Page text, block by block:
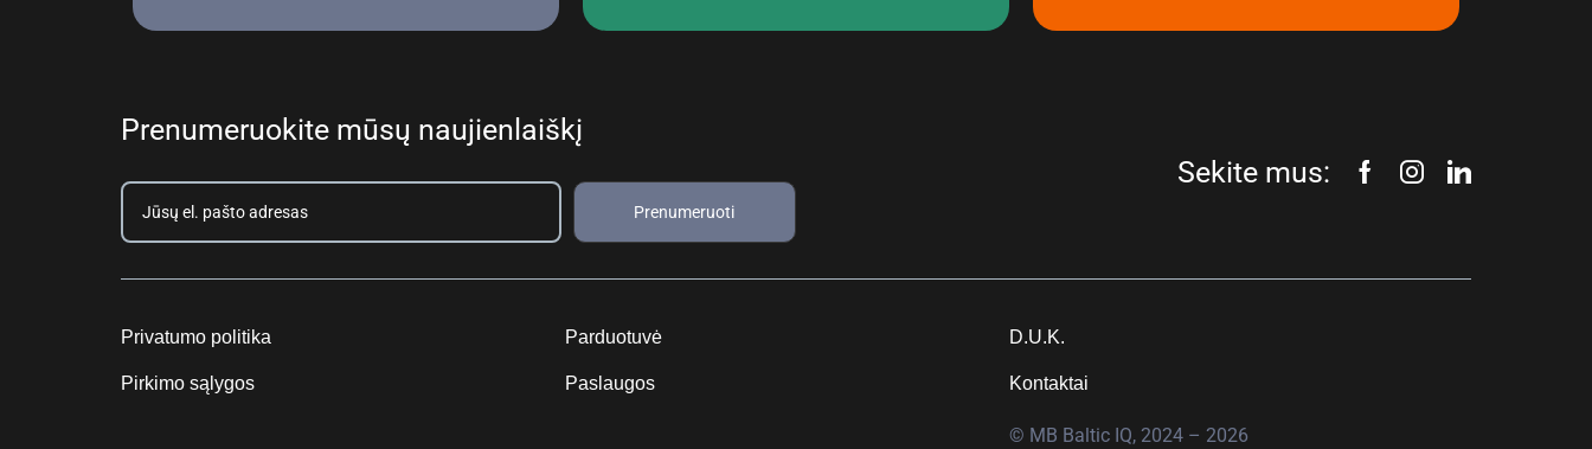
Prenumeruokite mūsų naujienlaiškį
Prenumeruoti
Sekite mus:
Privatumo politika
Pirkimo sąlygos
Parduotuvė
Paslaugos
D.U.K.
Kontaktai
© MB Baltic IQ, 2024 – 2026